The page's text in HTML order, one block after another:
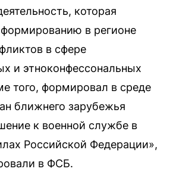
которая
в регионе
в сфере
и этноконфессональных
того, формировал в среде
ближнего зарубежья
к военной службе в
Российской Федерации»,
в ФСБ.